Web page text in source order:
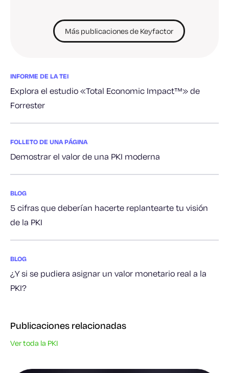
Más publicaciones de Keyfactor
INFORME DE LA TEI
Explora el estudio «Total Economic Impact™» de
Forrester
FOLLETO DE UNA PÁGINA
Demostrar el valor de una PKI moderna
BLOG
5 cifras que deberían hacerte replantearte tu visión
de la PKI
BLOG
¿Y si se pudiera asignar un valor monetario real a la
PKI?
Publicaciones relacionadas
Ver toda la PKI